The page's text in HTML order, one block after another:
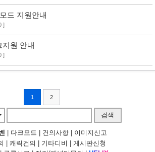
드 지원안내
]
지원 안내
]
1 2
검색
다크모드 건의사항
이미지신고
캐릭건의 기타디비
게시판신청